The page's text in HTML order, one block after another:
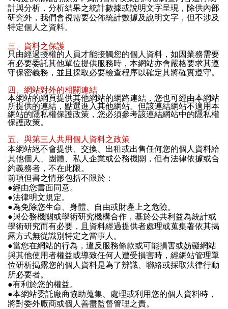
計與分析，分析結果之統計數據或說明文字呈現，除供內部
研究外，我們會視需要公佈統計數據及說明文字，但不涉及
特定個人之資料。
三、資料之保護
只由經過授權的人員才能接觸您的個人資料，如因業務需要
有必要委託其他單位提供服務時，本網站亦會嚴格要求其遵
守保密義務，並且採取必要檢查程序以確定其將確實遵守。
四、網站對外的相關連結
本網站的網頁提供其他網站的網路連結，您也可經由本網站
所提供的連結，點選進入其他網站。但該連結網站不適用本
網站的隱私權保護政策，您必須參考該連結網站中的隱私權
保護政策。
五、與第三人共用個人資料之政策
本網站絕不會提供、交換、出租或出售任何您的個人資料給
其他個人、團體、私人企業或公務機關，但有法律依據或合
約義務者，不在此限。
前項但書之情形包括不限於：
●經由您書面同意。
●法律明文規定。
●為免除您生命、身體、自由或財產上之危險。
●與公務機關或學術研究機構合作，基於公共利益為統計或
學術研究而有必要，且資料經過提供者處理或蒐集著依其揭
露方式無從識別特定之當事人。
●當您在網站的行為，違反服務條款或可能損害或妨礙網站
與其他使用者權益或導致任何人遭受損害時，經網站管理單
位研析揭露您的個人資料是為了辨識、聯絡或採取法律行動
所必要者。
●有利於您的權益。
●本網站委託廠商協助蒐集、處理或利用您的個人資料時，
將對委外廠商或個人善盡監督管理之責。